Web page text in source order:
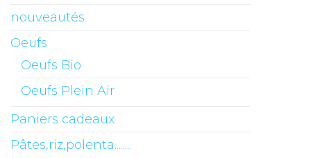
nouveautés
Oeufs
Oeufs Bio
Oeufs Plein Air
Paniers cadeaux
Pâtes,riz,polenta........